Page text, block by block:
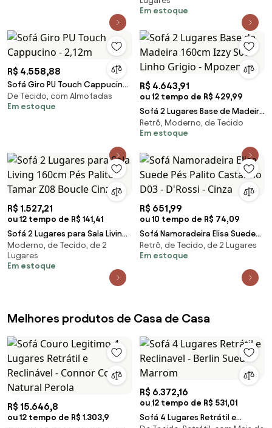
Veludo Cinz
Em estoque
R$ 4.558,88
Sofá Giro PU Touch Cappucino
- 2,12m
De Tecido, com Almofadas
Em estoque
R$ 4.643,91
ou 12 tempo de R$ 429,99
Sofá 2 Lugares Base de Madeira
160cm Izzy S06 Linho Grigio -
Mpozenato
Retrô, Moderno, de Tecido
Em estoque
R$ 1.527,21
ou 12 tempo de R$ 141,41
Sofá 2 Lugares para Sala Living
160cm Pés Palito Tamar Z08
Boucle Cinz
Moderno, de Tecido, de 2
Lugares
Em estoque
R$ 651,99
ou 10 tempo de R$ 74,09
Sofá Namoradeira Elisa Suede
Pés Palito Castanho D03 -
D'Rossi - Cinza
Retrô, de Tecido, de 2 Lugares
Em estoque
Melhores produtos de Casa de Casa
R$ 15.646,8
ou 12 tempo de R$ 1.303,9
R$ 6.372,16
ou 12 tempo de R$ 531,01
Sofá 4 Lugares Retrátil e